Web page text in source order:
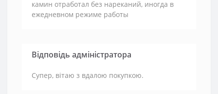
камин отработал без нареканий, иногда в
ежедневном режиме работы
Відповідь адміністратора
Супер, вітаю з вдалою покупкою.